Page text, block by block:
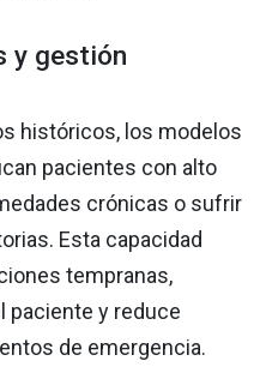
y gestión
históricos, los modelos
pacientes con alto
crónicas o sufrir
Esta capacidad
tempranas,
paciente y reduce
de emergencia.